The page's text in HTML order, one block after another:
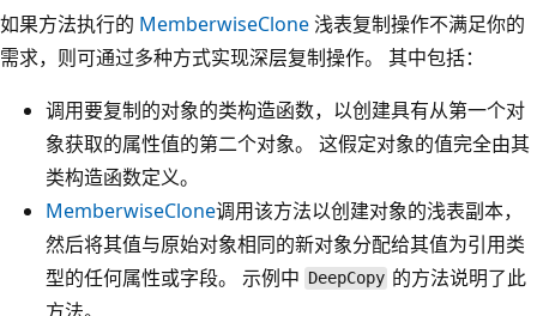
如果方法执行的 MemberwiseClone浅表复制操作不满足你的
需求，则可通过多种方式实现深层复制操作。 其中包括：
调用要复制的对象的类构造函数，以创建具有从第一个对
象获取的属性值的第二个对象。 这假定对象的值完全由其
类构造函数定义。
MemberwiseClone调用该方法以创建对象的浅表副本，
然后将其值与原始对象相同的新对象分配给其值为引用类
型的任何属性或字段。 示例中 DeepCopy 的方法说明了此
方法。